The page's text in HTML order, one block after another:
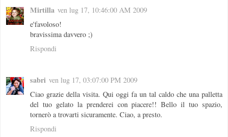
Mirtilla ven lug 17, 10:46:00 AM 2009
e'favoloso!
bravissima davvero ;)
Rispondi
sabri ven lug 17, 03:07:00 PM 2009
Ciao grazie della visita. Qui oggi fa un tal caldo che una palletta
del tuo gelato la prenderei con piacere!! Bello il tuo spazio,
tornerò a trovarti sicuramente. Ciao, a presto.
Rispondi